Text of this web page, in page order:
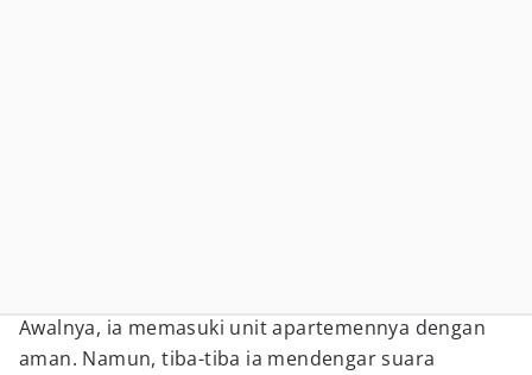
Awalnya, ia memasuki unit apartemennya dengan
aman. Namun, tiba-tiba ia mendengar suara